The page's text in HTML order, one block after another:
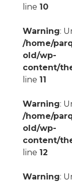
line 10
Warning:
/home/
old/wp-
content/
line 11
Warning:
/home/
old/wp-
content/
line 12
Warning: